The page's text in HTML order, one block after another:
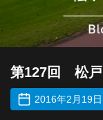
第127回 松戸
2016年2月19日